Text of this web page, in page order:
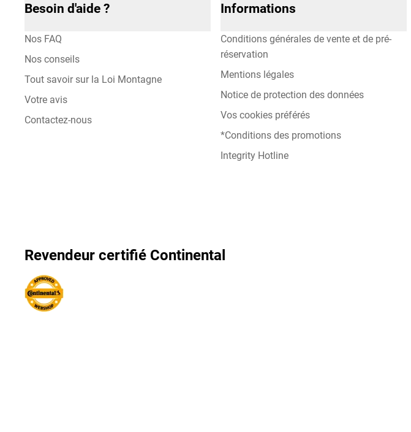
Besoin d'aide ?
Nos FAQ
Nos conseils
Tout savoir sur la Loi Montagne
Votre avis
Contactez-nous
Informations
Conditions générales de vente et de pré-
réservation
Mentions légales
Notice de protection des données
Vos cookies préférés
*Conditions des promotions
Integrity Hotline
Revendeur certifié Continental